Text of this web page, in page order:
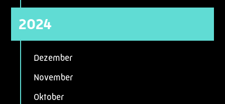
2024
Dezember
November
Oktober